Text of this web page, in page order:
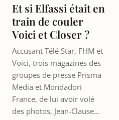
Et si Elfassi était en
train de couler
Voici et Closer ?
Accusant Télé Star, FHM et
Voici, trois magazines des
groupes de presse Prisma
Media et Mondadori
France, de lui avoir volé
des photos, Jean-Clause…